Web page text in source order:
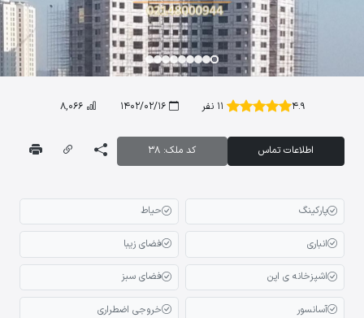
4.9 11 نفر 1402/02/16
8,066
اطلاعات تماس کد ملک: 38
پارکینگ حیاط
انباری فضای زیبا
اشپزخانه ی اپن فضای سبز
آسانسور خروجی اضطراری